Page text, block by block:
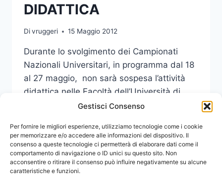
Gestisci Consenso
Per fornire le migliori esperienze, utilizziamo tecnologie come i cookie
per memorizzare e/o accedere alle informazioni del dispositivo. Il
consenso a queste tecnologie ci permetterà di elaborare dati come il
comportamento di navigazione o ID unici su questo sito. Non
acconsentire o ritirare il consenso può influire negativamente su alcune
caratteristiche e funzioni.
DIDATTICA
Divruggeri 15 Maggio 2012
Durante lo svolgimento dei Campionati
Nazionali Universitari, in programma dal 18
al 27 maggio, non sarà sospesa l’attività
didattica nelle Facoltà dell’Università di
LEGGI DI PIÙC.N.U
:
NON
SARA’
SOSPESA